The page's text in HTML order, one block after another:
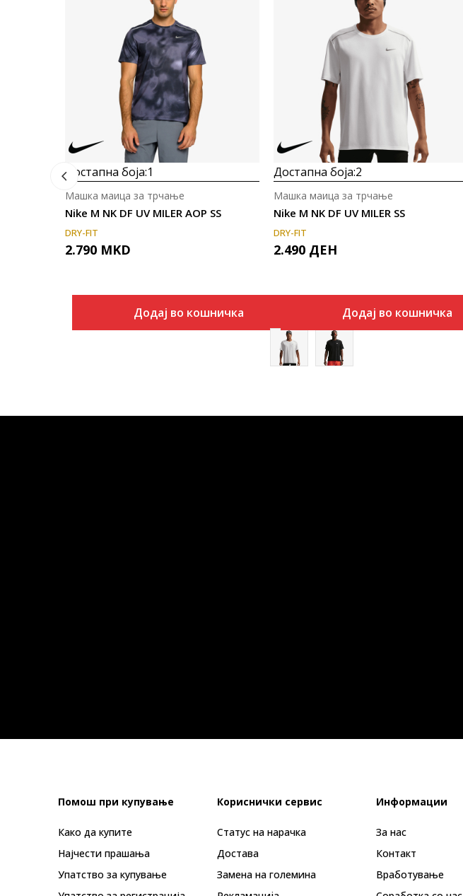
Достапна боја:1
Nike M NK DF UV MILER AOP SS
Машка маица за трчање
DRY-FIT
2.790 MKD
Додај во кошничка
Достапна боја:2
Nike M NK DF UV MILER SS
Машка маица за трчање
DRY-FIT
2.490 ДЕН
Додај во кошничка
Помош при купување
Како да купите
Најчести прашања
Упатство за купување
Кориснички сервис
Статус на нарачка
Достава
Замена на големина
Информации
За нас
Контакт
Вработување